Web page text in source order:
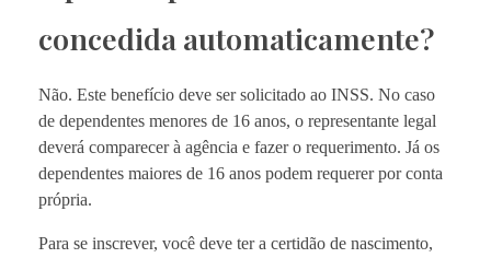
concedida automaticamente?
Não. Este benefício deve ser solicitado ao INSS. No caso
de dependentes menores de 16 anos, o representante legal
deverá comparecer à agência e fazer o requerimento. Já os
dependentes maiores de 16 anos podem requerer por conta
própria.
Para se inscrever, você deve ter a certidão de nascimento,